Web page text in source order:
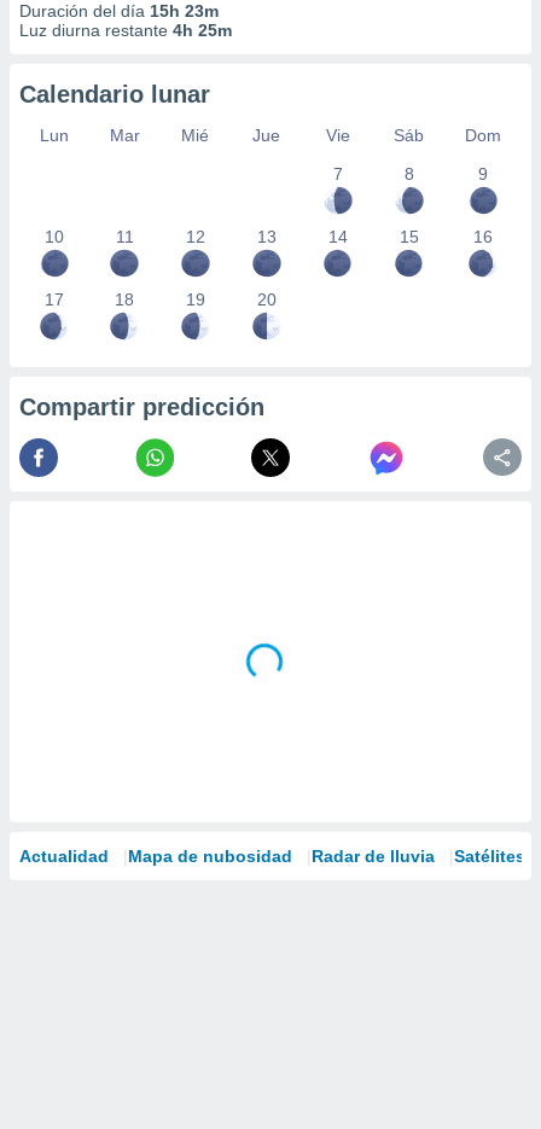
Duración del día 15h 23m
Luz diurna restante 4h 25m
Calendario lunar
Lun Mar Mié Jue Vie Sáb
Dom
7
8 9
10 11 12 13 14 15 16
17 18 19 20
Compartir predicción
Actualidad Mapa de nubosidad Radar de lluvia Satélites